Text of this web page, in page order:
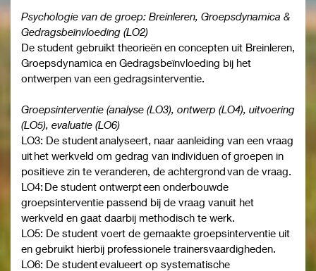
Psychologie van de groep: Breinleren, Groepsdynamica &
Gedragsbeïnvloeding (LO2)
De student gebruikt theorieën en concepten uit Breinleren,
Groepsdynamica en Gedragsbeïnvloeding bij het
ontwerpen van een gedragsinterventie.
Groepsinterventie (analyse (LO3), ontwerp (LO4), uitvoering
(LO5), evaluatie (LO6)
LO3: De student analyseert, naar aanleiding van een vraag
uit het werkveld om gedrag van individuen of groepen in
positieve zin te veranderen, de achtergrond van de vraag.
LO4: De student ontwerpt een onderbouwde
groepsinterventie passend bij de vraag vanuit het
werkveld en gaat daarbij methodisch te werk.
LO5: De student voert de gemaakte groepsinterventie uit
en gebruikt hierbij professionele trainersvaardigheden.
LO6: De student evalueert op systematische